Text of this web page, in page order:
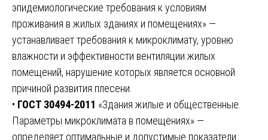
эпидемиологические требования к условиям
проживания в жилых зданиях и помещениях» —
устанавливает требования к микроклимату, уровню
влажности и эффективности вентиляции жилых
помещений, нарушение которых является основной
причиной развития плесени.
• ГОСТ 30494-2011 «Здания жилые и общественные.
Параметры микроклимата в помещениях» —
определяет оптимальные и допустимые показатели